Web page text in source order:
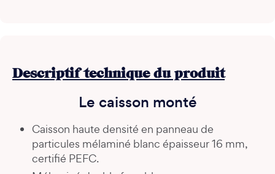
Descriptif technique du produit
Le caisson monté
Caisson haute densité en panneau de
particules mélaminé blanc épaisseur 16 mm,
certifié PEFC.